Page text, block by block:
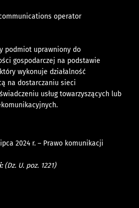
operator
podmiot uprawniony do
gospodarczej na podstawie
wykonuje działalność
na dostarczaniu sieci
usług towarzyszących lub
2024 r. – Prawo komunikacji
(Dz. U. poz. 1221)